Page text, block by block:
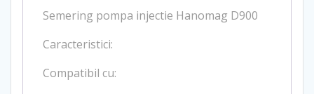
Semering pompa injectie Hanomag D900
Caracteristici:
Compatibil cu: